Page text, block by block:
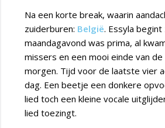
Na een korte break, waarin
zuiderburen: België. Essyla
maandagavond was prima, al
missers en een mooi einde van
morgen. Tijd voor de laatste vier
dag. Een beetje een donkere
lied toch een kleine vocale
lied toezingt.